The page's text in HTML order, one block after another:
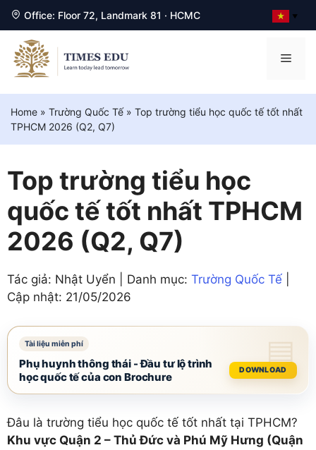
Office: Floor 72, Landmark 81 · HCMC ▼
Chuyển
đến
nội
dung
Home » Trường Quốc Tế» Top trường tiểu học quốc tế tốt nhất
TPHCM 2026 (Q2, Q7)
Top trường tiểu học
quốc tế tốt nhất TPHCM
2026 (Q2, Q7)
Tác giả: Nhật Uyển | Danh mục: Trường Quốc Tế
Cập nhật: 21/05/2026
Phụ huynh thông thái - Đầu tư lộ trình
học quốc tế của con Brochure
DOWNLOAD
Đâu là trường tiểu học quốc tế tốt nhất tại TPHCM?
Khu vực Quận 2 – Thủ Đức và Phú Mỹ Hưng (Quận